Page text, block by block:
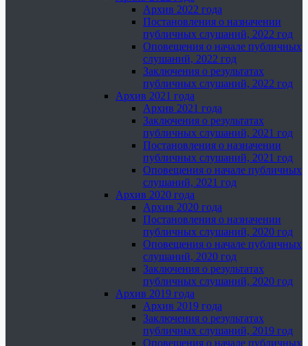
Архив 2022 года
Постановления о назначении
публичных слушаний, 2022 год
Оповещения о начале публичных
слушаний, 2022 год
Заключения о результатах
публичных слушаний, 2022 год
Архив 2021 года
Архив 2021 года
Заключения о результатах
публичных слушаний, 2021 год
Постановления о назначении
публичных слушаний, 2021 год
Оповещения о начале публичных
слушаний, 2021 год
Архив 2020 года
Архив 2020 года
Постановления о назначении
публичных слушаний, 2020 год
Оповещения о начале публичных
слушаний, 2020 год
Заключения о результатах
публичных слушаний, 2020 год
Архив 2019 года
Архив 2019 года
Заключения о результатах
публичных слушаний, 2019 год
Оповещения о начале публичных